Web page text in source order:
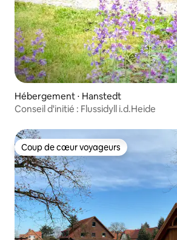
Hébergement ⋅ Hanstedt
Conseil d'initié : Flussidyll i.d.Heide
Coup de cœur voyageurs
Coup de cœur voyageurs